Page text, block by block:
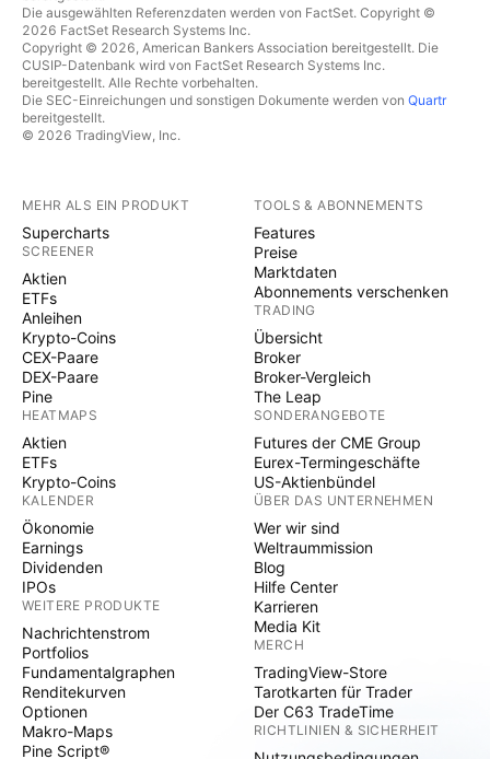
Die ausgewählten Referenzdaten werden von FactSet. Copyright ©
2026 FactSet Research Systems Inc.
Copyright © 2026, American Bankers Association bereitgestellt. Die
CUSIP-Datenbank wird von FactSet Research Systems Inc.
bereitgestellt. Alle Rechte vorbehalten.
Die SEC-Einreichungen und sonstigen Dokumente werden von Quartr
bereitgestellt.
© 2026 TradingView, Inc.
MEHR ALS EIN PRODUKT
Supercharts
SCREENER
Aktien
ETFs
Anleihen
Krypto-Coins
CEX-Paare
DEX-Paare
Pine
HEATMAPS
Aktien
ETFs
Krypto-Coins
KALENDER
Ökonomie
Earnings
Dividenden
IPOs
WEITERE PRODUKTE
Nachrichtenstrom
Portfolios
Fundamentalgraphen
Renditekurven
Optionen
Makro-Maps
Pine Script®
TOOLS & ABONNEMENTS
Features
Preise
Marktdaten
Abonnements verschenken
TRADING
Übersicht
Broker
Broker-Vergleich
The Leap
SONDERANGEBOTE
Futures der CME Group
Eurex-Termingeschäfte
US-Aktienbündel
ÜBER DAS UNTERNEHMEN
Wer wir sind
Weltraummission
Blog
Hilfe Center
Karrieren
Media Kit
MERCH
TradingView-Store
Tarotkarten für Trader
Der C63 TradeTime
RICHTLINIEN & SICHERHEIT